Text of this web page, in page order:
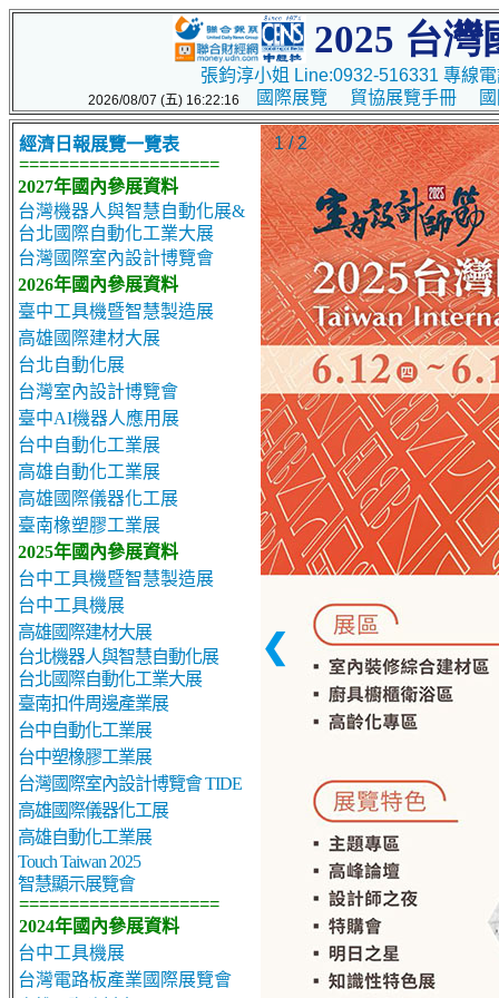
2025 台灣
張鈞淳小姐 Line:0932-516331 專線
2026/08/07 (五) 16:22:16 國際展覽 貿協展覽手冊
經濟日報展覽一覽表
====================
2027年國內參展資料
台灣機器人與智慧自動化展&
台北國際自動化工業大展
台灣國際室內設計博覽會
2026年國內參展資料
臺中工具機暨智慧製造展
高雄國際建材大展
台北自動化展
台灣室內設計博覽會
臺中AI機器人應用展
台中自動化工業展
高雄自動化工業展
高雄國際儀器化工展
臺南橡塑膠工業展
2025年國內參展資料
台中工具機暨智慧製造展
台中工具機展
高雄國際建材大展
台北機器人與智慧自動化展
台北國際自動化工業大展
臺南扣件周邊產業展
台中自動化工業展
台中塑橡膠工業展
台灣國際室內設計博覽會 TIDE
高雄國際儀器化工展
高雄自動化工業展
Touch Taiwan 2025
智慧顯示展覽會
====================
2024年國內參展資料
台中工具機展
台灣電路板產業國際展覽會
1 / 2
❮